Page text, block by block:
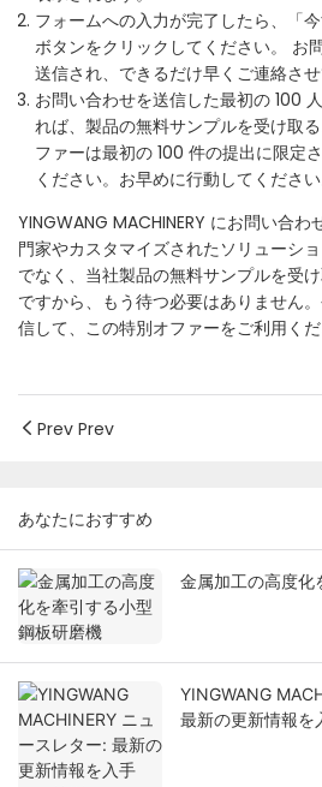
フォームへの入力が完了したら、「
ボタンをクリックしてください。 お
送信され、できるだけ早くご連絡させ
お問い合わせを送信した最初の 100
れば、製品の無料サンプルを受け取
ファーは最初の 100 件の提出に限定
ください。お早めに行動してください
YINGWANG MACHINERY にお問い合
門家やカスタマイズされたソリューシ
でなく、当社製品の無料サンプルを受
ですから、もう待つ必要はありません
信して、この特別オファーをご利用くだ
Prev Prev
あなたにおすすめ
金属加工の高度化
YINGWANG
最新の更新情報を